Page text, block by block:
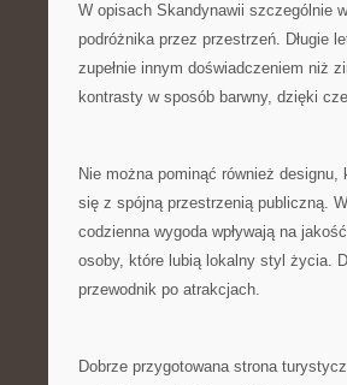
W opisach Skandynawii szczególnie
podróżnika przez przestrzeń. Długie
zupełnie innym doświadczeniem niż
kontrasty w sposób barwny, dzięki
Nie można pominąć również
się z spójną przestrzenią publiczną.
codzienna wygoda wpływają na
osoby, które lubią lokalny styl życia.
przewodnik po atrakcjach.
Dobrze przygotowana strona